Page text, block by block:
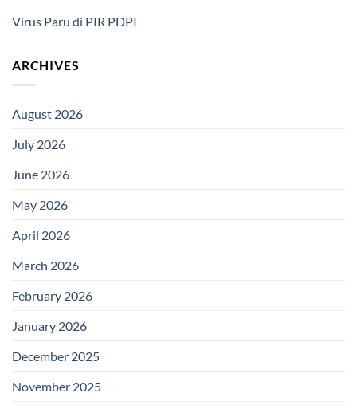
Virus Paru di PIR PDPI
ARCHIVES
August 2026
July 2026
June 2026
May 2026
April 2026
March 2026
February 2026
January 2026
December 2025
November 2025